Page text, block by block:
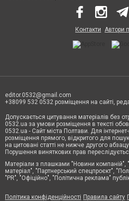
Контакти Автори
editor.0532@gmail.com
+38099 532 0532 розміщення на сайті,
Допускається цитування матеріалів без
0532.ua за умови розміщення в тексті
0532.ua - Сайт міста Полтави. Для
розміщення прямого, відкритого для
на цитовані статті не нижче другого
Порушення виняткових прав
Матеріали з плашками "Новини компаній",
матеріал", "Партнерський спецпроєкт",
"PR", "Офіційно", "Політична реклама"
Політика конфіденційності Правила сайту